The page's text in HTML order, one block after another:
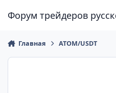
Форум трейдеров
Главная ATOM/USDT